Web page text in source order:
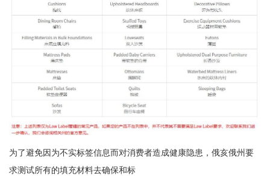
为了避免因为不实标签信息而对消费者造成健康隐患，俄亥俄州要
求测试所有的填充材料去确保和标